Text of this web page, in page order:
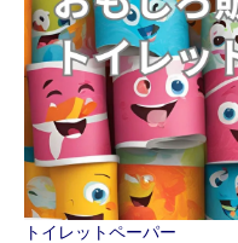
トイレットペーパー